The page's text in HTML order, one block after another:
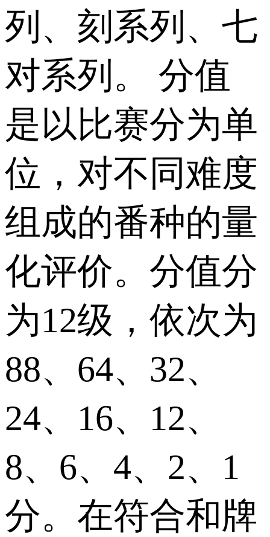
列、刻系列、七
对系列。 分值
是以比赛分为单
位，对不同难度
组成的番种的量
化评价。分值分
为12级，依次为
88、64、32、
24、16、12、
8、6、4、2、1
分。在符合和牌